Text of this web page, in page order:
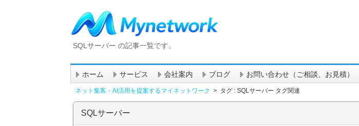
SQLサーバー の記事一覧です。
ホーム サービス 会社案内 ブログ お問い合わせ（ご相談、お見積）
ネット集客・AI活用を提案するマイネットワーク > タグ : SQLサーバー タグ関連
SQLサーバー